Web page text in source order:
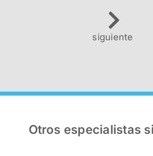
siguiente
Otros especialistas